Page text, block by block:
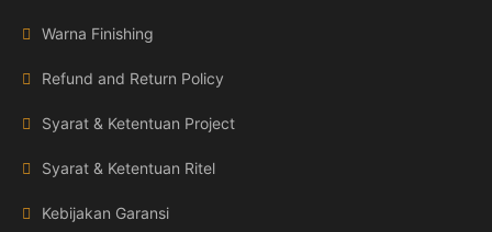
Warna Finishing
Refund and Return Policy
Syarat & Ketentuan Project
Syarat & Ketentuan Ritel
Kebijakan Garansi